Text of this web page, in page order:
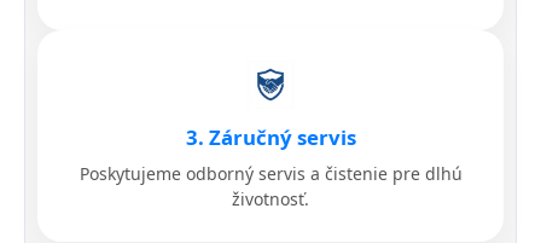
3. Záručný servis
Poskytujeme odborný servis a čistenie pre dlhú
životnosť.